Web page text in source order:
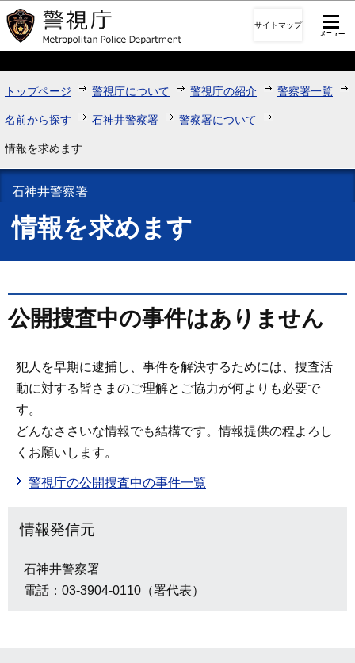
このページの本文へ移動
サイトマップ
トップページ 警視庁について 警視庁の紹介 警察署一覧
名前から探す 石神井警察署 警察署について
情報を求めます
石神井警察署
情報を求めます
公開捜査中の事件はありません
犯人を早期に逮捕し、事件を解決するためには、捜査活
動に対する皆さまのご理解とご協力が何よりも必要で
す。
どんなささいな情報でも結構です。情報提供の程よろし
くお願いします。
警視庁の公開捜査中の事件一覧
情報発信元
石神井警察署
電話：03-3904-0110（署代表）